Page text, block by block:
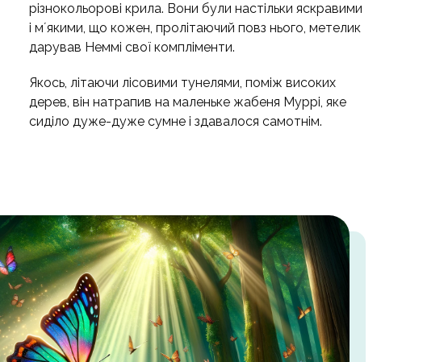
різнокольорові крила. Вони були настільки яскравими
і мʼякими, що кожен, пролітаючий повз нього, метелик
дарував Неммі свої компліменти.
Якось, літаючи лісовими тунелями, поміж високих
дерев, він натрапив на маленьке жабеня Муррі, яке
сиділо дуже-дуже сумне і здавалося самотнім.